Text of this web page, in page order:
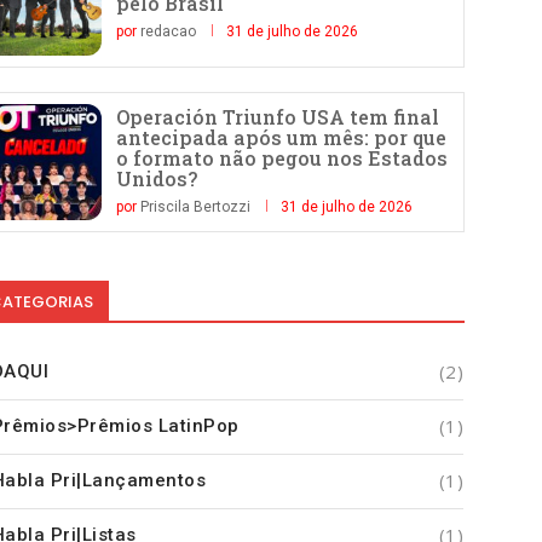
por redacao 31 de julho de 2026
Operación Triunfo USA tem final
antecipada após um mês: por que
o formato não pegou nos Estados
Unidos?
por Priscila Bertozzi 31 de julho de 2026
(2)
LatinPop (1)
Pri|Lançamentos (1)
Pri|Listas (1)